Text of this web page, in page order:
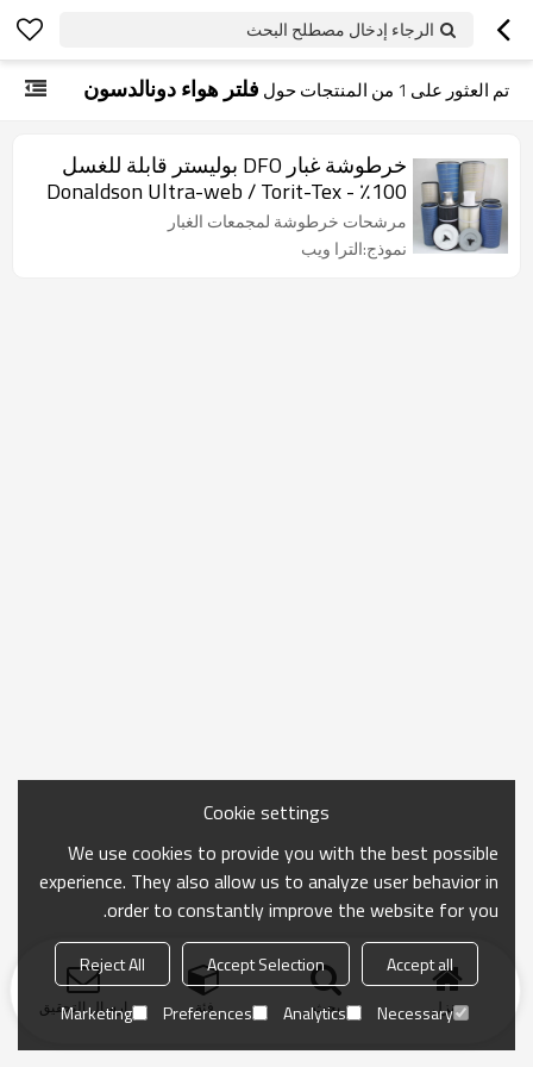
الرجاء إدخال مصطلح البحث
تم العثور على 1 من المنتجات حول فلتر هواء دونالدسون
خرطوشة غبار DFO بوليستر قابلة للغسل
100٪ - Donaldson Ultra-web / Torit-Tex
MERV 15
مرشحات خرطوشة لمجمعات الغبار
نموذج:الترا ويب
منزل بحث فئة ارسال التحقيق
Cookie settings
We use cookies to provide you with the best possible
experience. They also allow us to analyze user behavior in
order to constantly improve the website for you.
Accept all
Accept Selection
Reject All
Necessary
Analytics
Preferences
Marketing